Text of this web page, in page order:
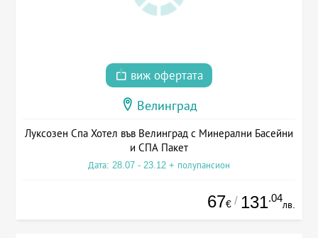
виж офертата
Велинград
Луксозен Спа Хотел във Велинград с Минерални Басейни
и СПА Пакет
Дата: 28.07 - 23.12 + полупансион
67€ / 131.04
лв.